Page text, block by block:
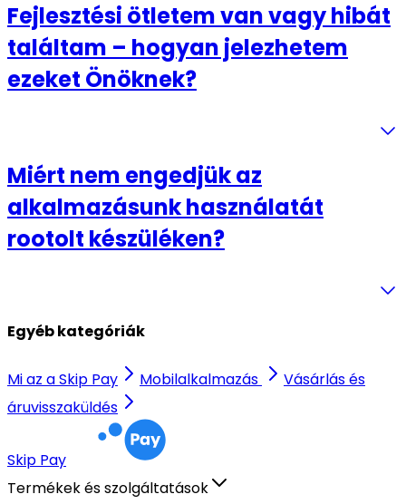
Fejlesztési ötletem van vagy hibát
találtam – hogyan jelezhetem
ezeket Önöknek?
Miért nem engedjük az
alkalmazásunk használatát
rootolt készüléken?
Egyéb kategóriák
Mi az a Skip Pay Mobilalkalmazás
Vásárlás és
áruvisszaküldés
Skip Pay
Termékek és szolgáltatások